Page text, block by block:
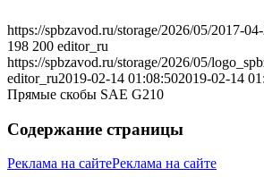
https://spbzavod.ru/storage/2026/05/2017-
198 200 editor_ru
https://spbzavod.ru/storage/2026/05/
editor_ru2019-02-14 01:08:502019-02-14
Прямые скобы SAE G210
Содержание страницы
Реклама на сайтеРеклама на сайте